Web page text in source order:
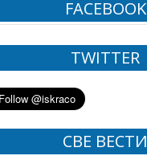
FACEBOOK
TWITTER
СВЕ ВЕСТИ